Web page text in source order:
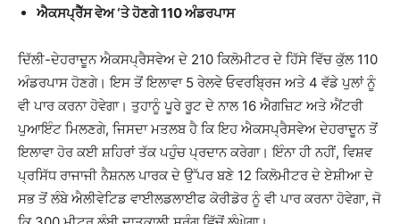
ਐਕਸਪ੍ਰੈੱਸ ਵੇਅ ‘ਤੇ ਹੋਣਗੇ 110 ਅੰਡਰਪਾਸ
ਦਿੱਲੀ-ਦੇਹਰਾਦੂਨ ਐਕਸਪ੍ਰੈਸਵੇਅ ਦੇ 210 ਕਿਲੋਮੀਟਰ ਦੇ ਹਿੱਸੇ ਵਿੱਚ ਕੁੱਲ 110
ਅੰਡਰਪਾਸ ਹੋਣਗੇ। ਇਸ ਤੋਂ ਇਲਾਵਾ 5 ਰੇਲਵੇ ਓਵਰਬ੍ਰਿਜ ਅਤੇ 4 ਵੱਡੇ ਪੁਲਾਂ ਨੂੰ
ਵੀ ਪਾਰ ਕਰਨਾ ਹੋਵੇਗਾ। ਤੁਹਾਨੂੰ ਪੂਰੇ ਰੂਟ ਦੇ ਨਾਲ 16 ਐਗਜ਼ਿਟ ਅਤੇ ਐਂਟਰੀ
ਪੁਆਇੰਟ ਮਿਲਣਗੇ, ਜਿਸਦਾ ਮਤਲਬ ਹੈ ਕਿ ਇਹ ਐਕਸਪ੍ਰੈਸਵੇਅ ਦੇਹਰਾਦੂਨ ਤੋਂ
ਇਲਾਵਾ ਹੋਰ ਕਈ ਸ਼ਹਿਰਾਂ ਤੱਕ ਪਹੁੰਚ ਪ੍ਰਦਾਨ ਕਰੇਗਾ। ਇੰਨਾ ਹੀ ਨਹੀਂ, ਵਿਸ਼ਵ
ਪ੍ਰਸਿੱਧ ਰਾਜਾਜੀ ਨੈਸ਼ਨਲ ਪਾਰਕ ਦੇ ਉੱਪਰ ਬਣੇ 12 ਕਿਲੋਮੀਟਰ ਦੇ ਏਸ਼ੀਆ ਦੇ
ਸਭ ਤੋਂ ਲੰਬੇ ਐਲੀਵੇਟਿਡ ਵਾਈਲਡਲਾਈਫ ਕੋਰੀਡੋਰ ਨੂੰ ਵੀ ਪਾਰ ਕਰਨਾ ਹੋਵੇਗਾ, ਜੋ